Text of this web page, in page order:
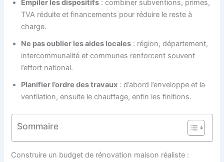
Empiler les dispositifs : combiner subventions, primes,
TVA réduite et financements pour réduire le reste à
charge.
Ne pas oublier les aides locales : région, département,
intercommunalité et communes renforcent souvent
l’effort national.
Planifier l’ordre des travaux : d’abord l’enveloppe et la
ventilation, ensuite le chauffage, enfin les finitions.
Sommaire
Construire un budget de rénovation maison réaliste :